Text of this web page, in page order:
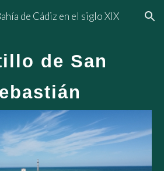
Skip to navigation
de Cádiz en el siglo XIX
de San